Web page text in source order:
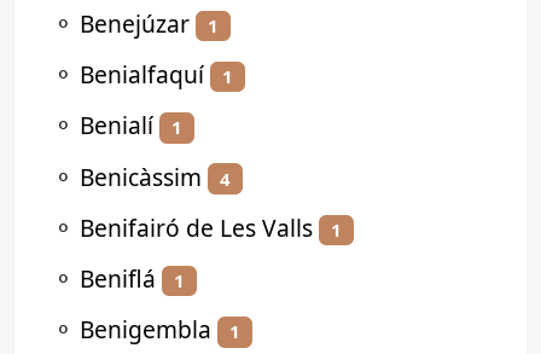
⚬ Benejúzar 1
⚬ Benialfaquí 1
⚬ Benialí 1
⚬ Benicàssim 4
⚬ Benifairó de Les Valls 1
⚬ Beniflá 1
⚬ Benigembla 1